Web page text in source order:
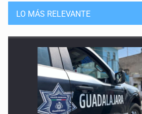
LO MÁS RELEVANTE